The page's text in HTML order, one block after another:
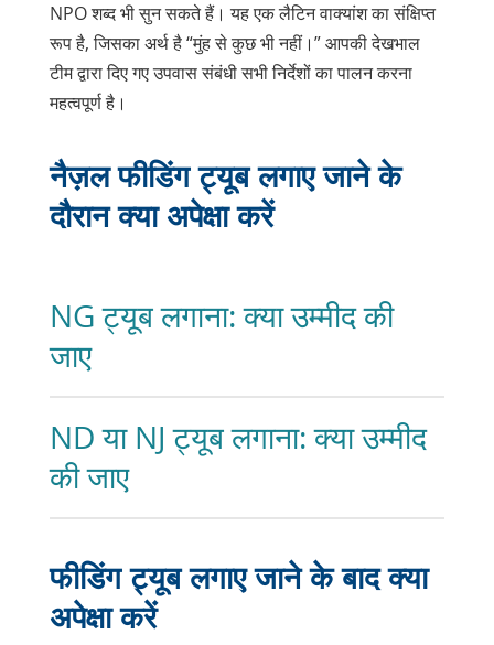
NPO शब्द भी सुन सकते हैं। यह एक लैटिन वाक्यांश का संक्षिप्त
रूप है, जिसका अर्थ है “मुंह से कुछ भी नहीं।” आपकी देखभाल
टीम द्वारा दिए गए उपवास संबंधी सभी निर्देशों का पालन करना
महत्वपूर्ण है।
नैज़ल फीडिंग ट्यूब लगाए जाने के
दौरान क्या अपेक्षा करें
NG ट्यूब लगाना: क्या उम्मीद की
जाए
ND या NJ ट्यूब लगाना: क्या उम्मीद
की जाए
फीडिंग ट्यूब लगाए जाने के बाद क्या
अपेक्षा करें